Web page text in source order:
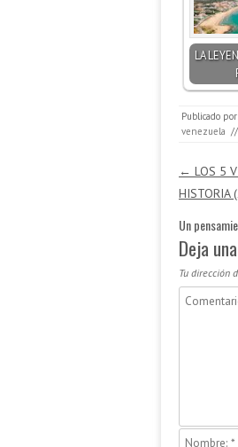
LA
Publicado por:
venezuela //
← LOS 5
HISTORIA
Un
Deja
Tu dirección